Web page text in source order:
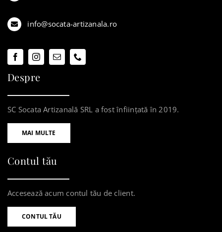
info@socata-artizanala.ro
Despre
SC Socata Artizanală SRL a fost înființată în 2019.
MAI MULTE
Contul tău
Accesează acum contul tău de client.
CONTUL TĂU